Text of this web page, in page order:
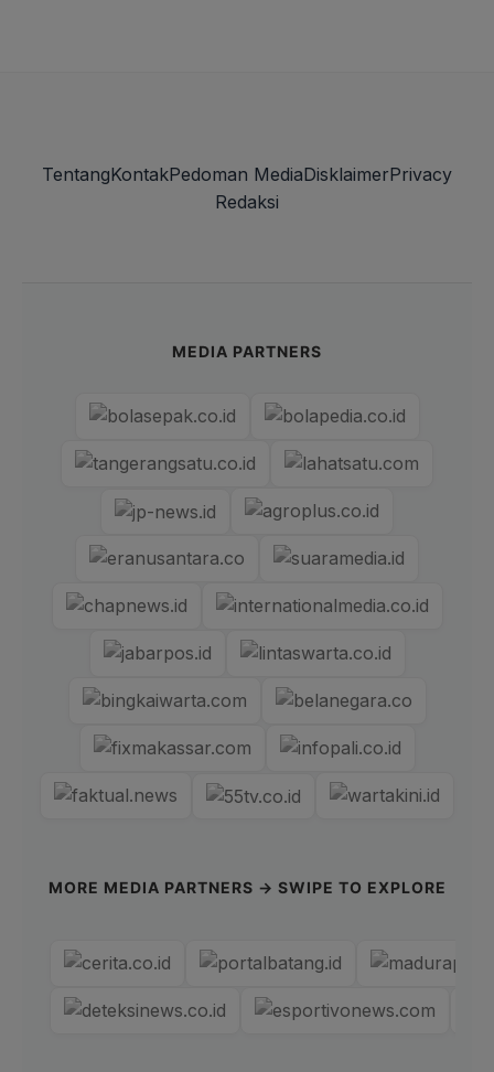
TentangKontakPedoman MediaDisklaimerPrivacy
Redaksi
MEDIA PARTNERS
MORE MEDIA PARTNERS → SWIPE TO EXPLORE